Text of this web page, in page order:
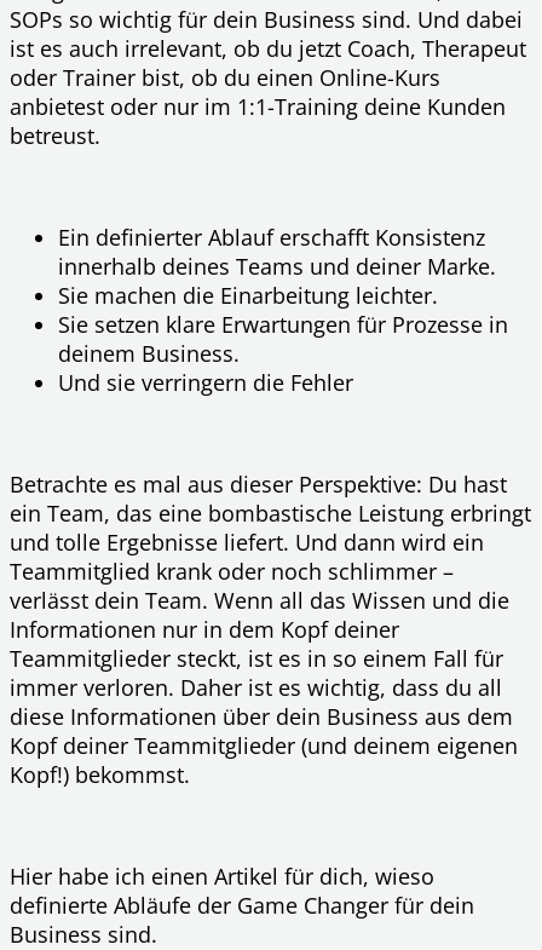
SOPs so wichtig für dein Business sind. Und dabei
ist es auch irrelevant, ob du jetzt Coach, Therapeut
oder Trainer bist, ob du einen Online-Kurs
anbietest oder nur im 1:1-Training deine Kunden
betreust.
Ein definierter Ablauf erschafft Konsistenz
innerhalb deines Teams und deiner Marke.
Sie machen die Einarbeitung leichter.
Sie setzen klare Erwartungen für Prozesse in
deinem Business.
Und sie verringern die Fehler
Betrachte es mal aus dieser Perspektive: Du hast
ein Team, das eine bombastische Leistung erbringt
und tolle Ergebnisse liefert. Und dann wird ein
Teammitglied krank oder noch schlimmer –
verlässt dein Team. Wenn all das Wissen und die
Informationen nur in dem Kopf deiner
Teammitglieder steckt, ist es in so einem Fall für
immer verloren. Daher ist es wichtig, dass du all
diese Informationen über dein Business aus dem
Kopf deiner Teammitglieder (und deinem eigenen
Kopf!) bekommst.
Hier habe ich einen Artikel für dich, wieso
definierte Abläufe der Game Changer für dein
Business sind.